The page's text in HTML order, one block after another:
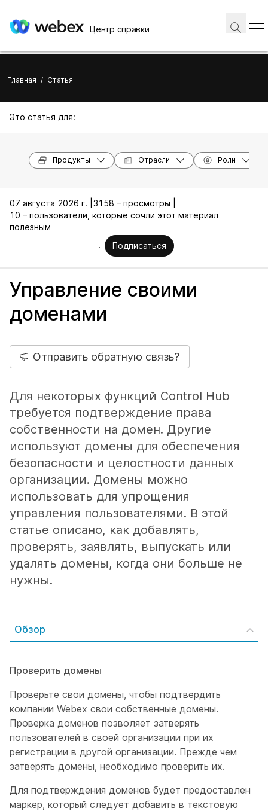
Центр справки
Главная / Статья
Это статья для:
Продукты Отрасли Роли
07 августа 2026 г. | 3158 – просмотры |
10 – пользователи, которые сочли этот материал
полезным
Подписаться
Управление своими
доменами
Отправить обратную связь?
Для некоторых функций Control Hub
требуется подтверждение права
собственности на домен. Другие
используют домены для обеспечения
безопасности и целостности данных
организации. Домены можно
использовать для упрощения
управления пользователями. В этой
статье описано, как добавлять,
проверять, заявлять, выпускать или
удалять домены, когда они больше не
нужны.
Обзор
Проверить домены
Проверьте свои домены, чтобы подтвердить
компании Webex свои собственные домены.
Проверка доменов позволяет затверять
пользователей в своей организации при их
регистрации в другой организации. Прежде чем
затверять домены, необходимо проверить их.
Для подтверждения доменов будет предоставлен
маркер, который следует добавить в текстовую